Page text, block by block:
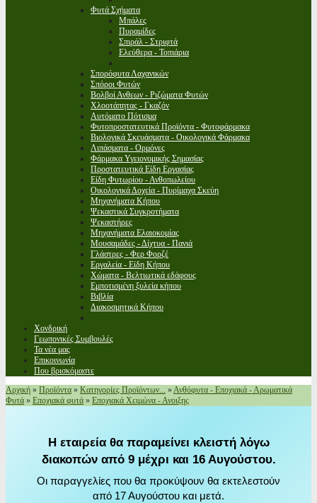
Φυτά Σχήματα
Μπάλες
Πυραμίδες
Σπιράλ - Στριφτά
Ελεύθερα - Τοπιάρια
Σπορόφυτα Λαχανικών
Σπόροι Φυτών
Βολβοί Ανθεων - Ριζώματα Φυτών
Χλοοτάπητας - Γκαζόν
Αυτόματο Πότισμα
Φυτοπροστατευτικά Προϊόντα - Φυτοφάρμακα
Βιολογικά Σκευάσματα - Οικολογικά Φάρμακα
Λιπάσματα - Ορμόνες
Φάρμακα Υγειονομικής Σημασίας
Προστατευτικά Είδη Εργασίας
Είδη Φυτωρίου - Ανθοπωλείου
Οικολογικά Δοχεία - Πυρίμαχα Σκεύη
Μηχανήματα Κήπου
Ψεκαστικά Συγκροτήματα
Ψεκαστήρες
Μηχανήματα Ελαιοκομίας
Μουσαμάδες - Δίχτυα - Πανιά
Γλάστρες - Φερ Φορζέ
Εργαλεία - Είδη Κήπου
Χώματα - Βελτιωτικά εδάφους
Εμποτισμένη ξυλεία κήπου
Βιβλία
Διακοσμητικά Κήπου
Χονδρική
Γεωπονικές Συμβουλές
Τα νέα μας
Επικοινωνία
Που βρισκόμαστε
Αρχική » Προϊόντα » Κατηγορίες Προϊόντων... »Ανθόφυτα - Εποχιακά - Αρωματικά
Φυτά » Εποχιακά φυτά » Εποχιακά Χειμώνα - Ανοιξης
Η εταιρεία θα παραμείνει κλειστή λόγω
διακοπών από 9 μέχρι και 16 Αυγούστου.
Οι παραγγελίες που θα προκύψουν θα εκτελεστούν
από 17 Αυγούστου και μετά.